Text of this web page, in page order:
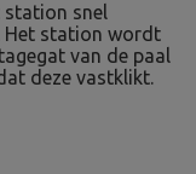
station snel
Het station wordt
van de paal
deze vastklikt.